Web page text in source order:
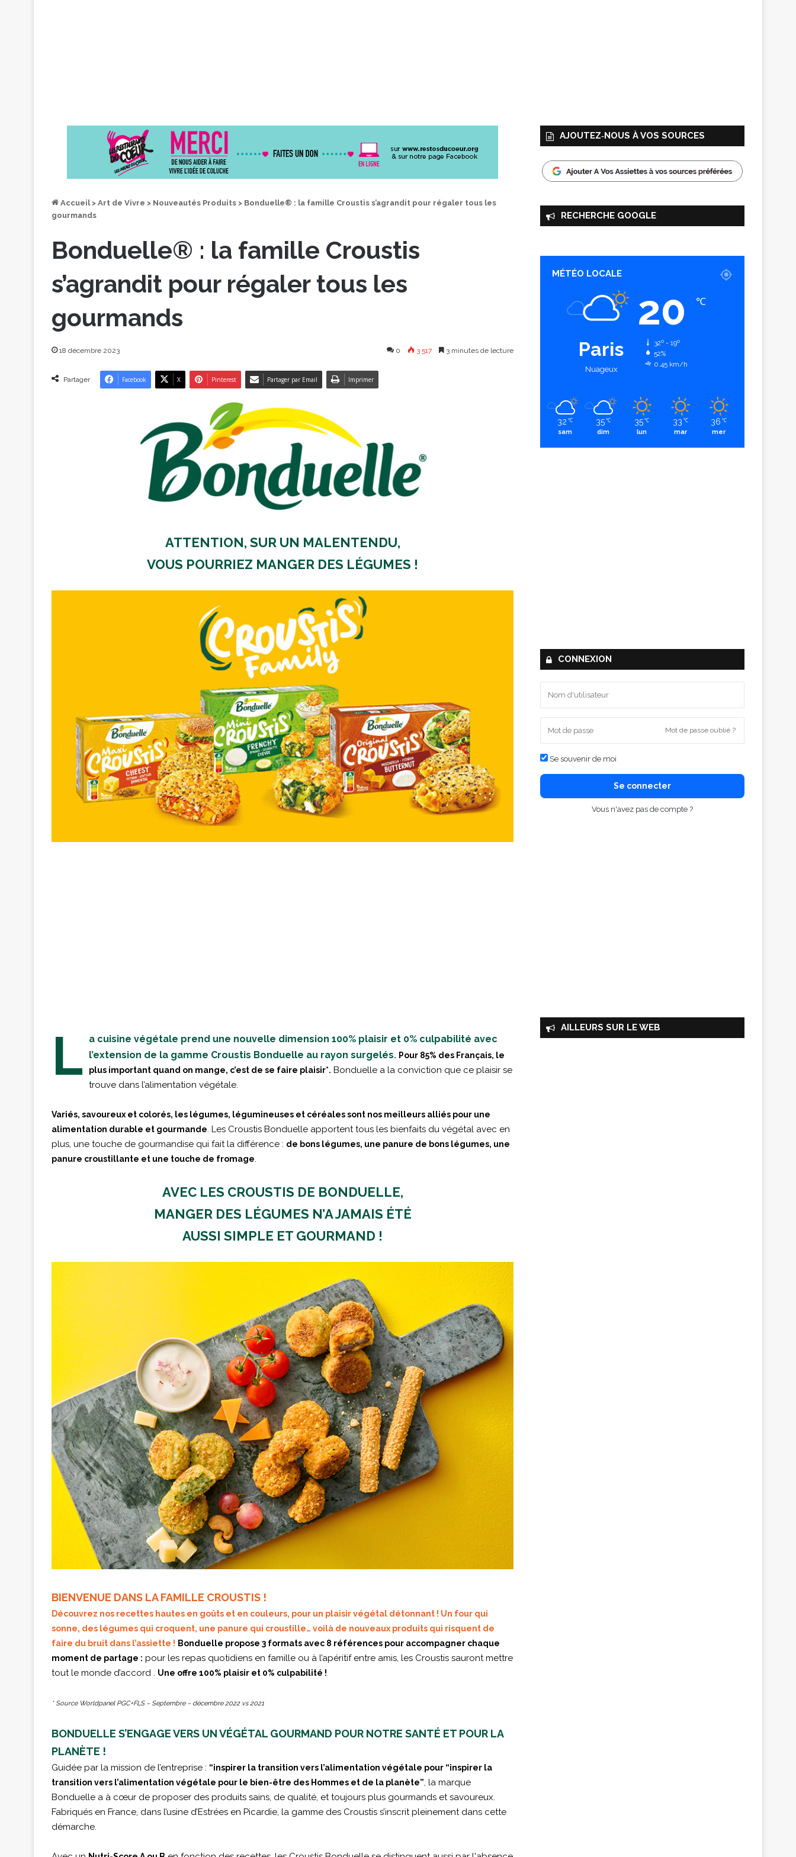
Accueil > Art de Vivre > Nouveautés Produits > Bonduelle® : la famille Croustis s’agrandit pour régaler tous les
gourmands
Bonduelle® : la famille Croustis
s’agrandit pour régaler tous les
gourmands
18 décembre 2023 0 3 517 3 minutes de lecture
Partager Facebook X Pinterest Partager par Email Imprimer
ATTENTION, SUR UN MALENTENDU,
VOUS POURRIEZ MANGER DES LÉGUMES !
L
a cuisine végétale prend une nouvelle dimension 100% plaisir et 0% culpabilité avec
l’extension de la gamme Croustis Bonduelle au rayon surgelés. Pour 85% des Français, le
plus important quand on mange, c’est de se faire plaisir*. Bonduelle a la conviction que ce plaisir se
trouve dans l’alimentation végétale.
Variés, savoureux et colorés, les légumes, légumineuses et céréales sont nos meilleurs alliés pour une
alimentation durable et gourmande. Les Croustis Bonduelle apportent tous les bienfaits du végétal avec en
plus, une touche de gourmandise qui fait la différence : de bons légumes, une panure de bons légumes, une
panure croustillante et une touche de fromage.
AVEC LES CROUSTIS DE BONDUELLE,
MANGER DES LÉGUMES N’A JAMAIS ÉTÉ
AUSSI SIMPLE ET GOURMAND !
BIENVENUE DANS LA FAMILLE CROUSTIS !
Découvrez nos recettes hautes en goûts et en couleurs, pour un plaisir végétal détonnant ! Un four qui
sonne, des légumes qui croquent, une panure qui croustille… voilà de nouveaux produits qui risquent de
faire du bruit dans l’assiette ! Bonduelle propose 3 formats avec 8 références pour accompagner chaque
moment de partage : pour les repas quotidiens en famille ou à l’apéritif entre amis, les Croustis sauront mettre
tout le monde d’accord . Une offre 100% plaisir et 0% culpabilité !
* Source Worldpanel PGC+FLS – Septembre – décembre 2022 vs 2021
BONDUELLE S’ENGAGE VERS UN VÉGÉTAL GOURMAND POUR NOTRE SANTÉ ET POUR LA
PLANÈTE !
Guidée par la mission de l’entreprise : “inspirer la transition vers l’alimentation végétale pour “inspirer la
transition vers l’alimentation végétale pour le bien-être des Hommes et de la planète”, la marque
Bonduelle a à cœur de proposer des produits sains, de qualité, et toujours plus gourmands et savoureux.
Fabriqués en France, dans l’usine d’Estrées en Picardie, la gamme des Croustis s’inscrit pleinement dans cette
démarche.
AJOUTEZ‑NOUS À VOS SOURCES
RECHERCHE GOOGLE
MÉTÉO LOCALE
Paris
Nuageux
20 ℃
32º - 19º
52%
0.45 km/h
32 ℃
sam
35 ℃
dim
35 ℃
lun
33 ℃
mar
36 ℃
mer
CONNEXION
Mot de passe oublié ?
Se souvenir de moi
Se connecter
Vous n'avez pas de compte ?
AILLEURS SUR LE WEB